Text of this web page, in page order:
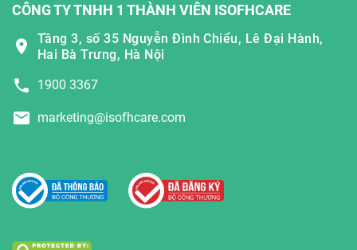
CÔNG TY TNHH 1 THÀNH VIÊN ISOFHCARE
Tầng 3, số 35 Nguyễn Đình Chiểu, Lê Đại Hành,
Hai Bà Trưng, Hà Nội
1900 3367
marketing@isofhcare.com